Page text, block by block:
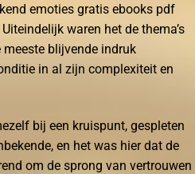
emoties gratis ebooks pdf
waren het de thema’s
blijvende indruk
in al zijn complexiteit en
bij een kruispunt, gespleten
en het was hier dat de
om de sprong van vertrouwen